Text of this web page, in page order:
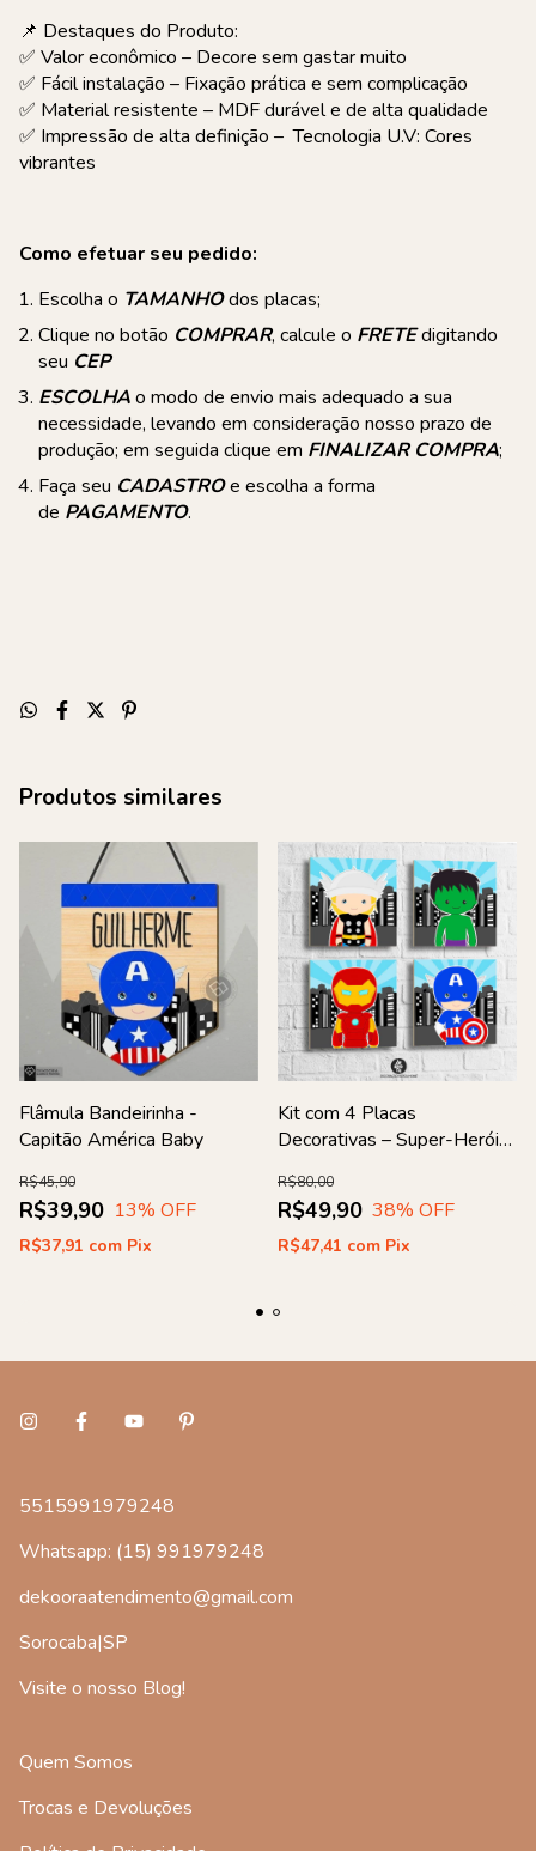
📌 Destaques do Produto:
✅ Valor econômico – Decore sem gastar muito
✅ Fácil instalação – Fixação prática e sem complicação
✅ Material resistente – MDF durável e de alta qualidade
✅ Impressão de alta definição – Tecnologia U.V: Cores
vibrantes
Como efetuar seu pedido:
Escolha o TAMANHOdos placas;
Clique no botão COMPRAR, calcule o FRETEdigitando
seu CEP
ESCOLHAo modo de envio mais adequado a sua
necessidade, levando em consideração nosso prazo de
produção; em seguida clique em FINALIZAR COMPRA;
Faça seu CADASTROe escolha a forma
de PAGAMENTO.
Produtos similares
Flâmula Bandeirinha -
Capitão América Baby
R$39,90
R$45,90
13% OFF
R$37,91 com Pix
Kit com 4 Placas
Decorativas – Super-Heróis
R$49,90
R$80,00
38% OFF
R$47,41 com Pix
5515991979248
Whatsapp: (15) 991979248
dekooraatendimento@gmail.com
Sorocaba|SP
Visite o nosso Blog!
Quem Somos
Trocas e Devoluções